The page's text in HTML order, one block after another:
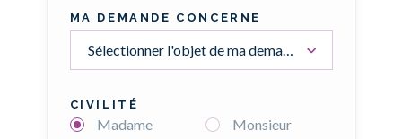
MA DEMANDE CONCERNE
Sélectionner l'objet de ma demande
CIVILITÉ
Madame Monsieur